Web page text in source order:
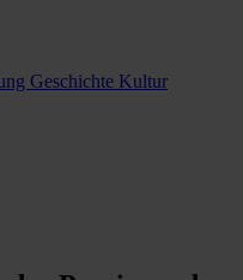
Geschichte Kultur